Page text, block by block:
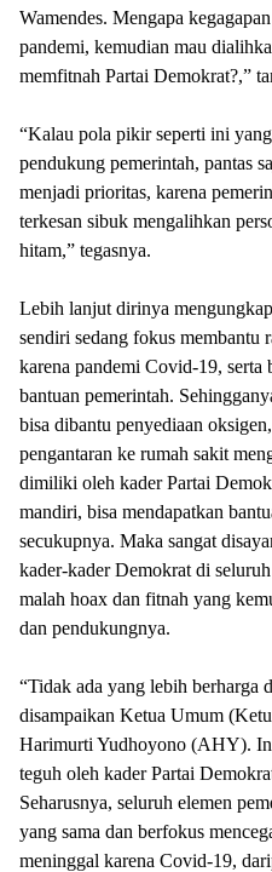
Wamendes. Mengapa
pandemi, kemudian mau
memfitnah Partai Demokrat?,”
“Kalau pola pikir seperti ini
pendukung pemerintah, pantas
menjadi prioritas, karena
terkesan sibuk mengalihkan
hitam,” tegasnya.
Lebih lanjut dirinya
sendiri sedang fokus membantu
karena pandemi Covid-19, serta
bantuan pemerintah.
bisa dibantu penyediaan
pengantaran ke rumah sakit
dimiliki oleh kader Partai
mandiri, bisa mendapatkan
secukupnya. Maka sangat
kader-kader Demokrat di
malah hoax dan fitnah yang
dan pendukungnya.
“Tidak ada yang lebih berharga
disampaikan Ketua Umum
Harimurti Yudhoyono (AHY).
teguh oleh kader Partai
Seharusnya, seluruh elemen
yang sama dan berfokus
meninggal karena Covid-19,